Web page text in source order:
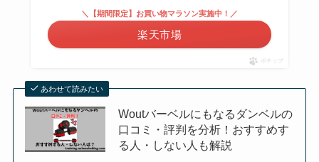
＼【期間限定】お買い物マラソン実施中！／
楽天市場
ポチップ
あわせて読みたい
Woutバーベルにもなるダンベルの
口コミ・評判を分析！おすすめす
る人・しない人も解説